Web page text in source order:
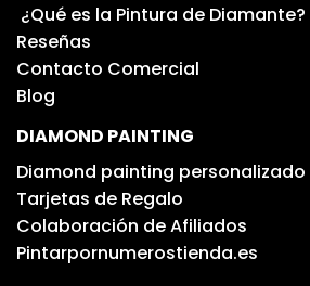
¿Qué es la Pintura de Diamante?
Reseñas
Contacto Comercial
Blog
DIAMOND PAINTING
Diamond painting personalizado
Tarjetas de Regalo
Colaboración de Afiliados
Pintarpornumerostienda.es